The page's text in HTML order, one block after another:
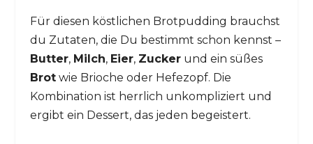
Für diesen köstlichen Brotpudding brauchst
du Zutaten, die Du bestimmt schon kennst –
Butter, Milch, Eier, Zuckerund ein süßes
Brotwie Brioche oder Hefezopf. Die
Kombination ist herrlich unkompliziert und
ergibt ein Dessert, das jeden begeistert.